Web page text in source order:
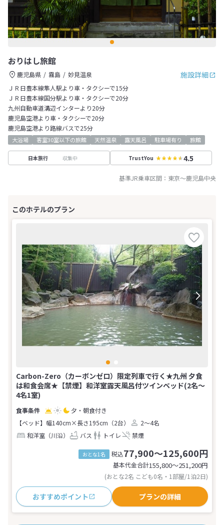
おりはし旅館
施設詳細
鹿児島県 霧島
妙見温泉
ＪＲ日豊本線隼人駅より車・タクシーで15分
ＪＲ日豊本線国分駅より車・タクシーで20分
九州自動車道溝辺インターより20分
鹿児島空港より車・タクシーで20分
鹿児島空港より路線バスで25分
大浴場 客室30室以下の旅館 天然温泉 露天風呂 駐車場有り 旅館
日本旅行 収集中 TrustYou 4.5
基準JR乗車区間： 東京～鹿児島中央
Carbon-Zero（カーボンゼロ）限定列車で行く★九州 夕食
は和食会席★【禁煙】和洋室露天風呂付ツインベッド(2名～
4名1室)
夕・朝食付き
【ベッド】幅140cm×長さ195cm（2台）
2～4名
和洋室（川沿）
バス トイレ 禁煙
おとな1名 税込77,900～125,600円
基本代金合計155,800〜251,200円
(おとな2名 こども0名・1部屋/1泊2日)
おすすめポイント プランの詳細